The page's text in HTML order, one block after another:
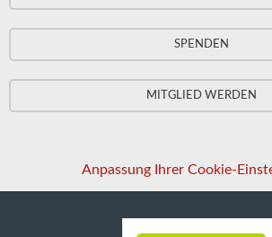
SPENDEN
MITGLIED WERDEN
Anpassung Ihrer Cookie-